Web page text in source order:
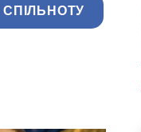
СПІЛЬНОТУ